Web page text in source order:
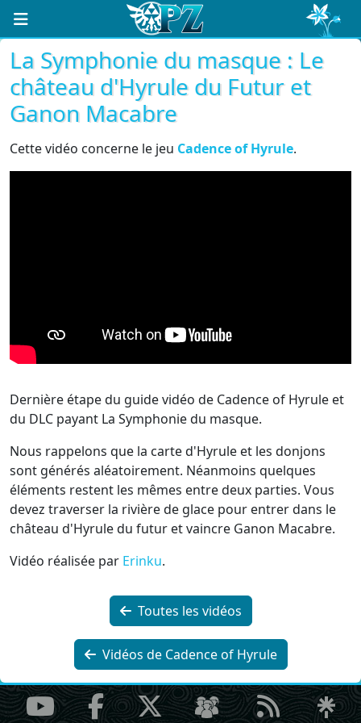
La Symphonie du masque : Le
château d'Hyrule du Futur et
Ganon Macabre
Cette vidéo concerne le jeu Cadence of Hyrule.
Dernière étape du guide vidéo de Cadence of Hyrule et
du DLC payant La Symphonie du masque.
Nous rappelons que la carte d'Hyrule et les donjons
sont générés aléatoirement. Néanmoins quelques
éléments restent les mêmes entre deux parties. Vous
devez traverser la rivière de glace pour entrer dans le
château d'Hyrule du futur et vaincre Ganon Macabre.
Vidéo réalisée par Erinku.
Toutes les vidéos
Vidéos de Cadence of Hyrule